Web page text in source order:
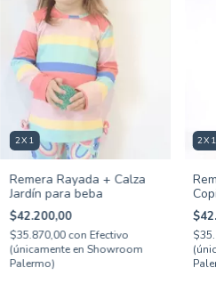
2X1
Remera Rayada + Calza
Jardín para beba
$42.200,00
$35.870,00con Efectivo
(únicamente en Showroom
Palermo)